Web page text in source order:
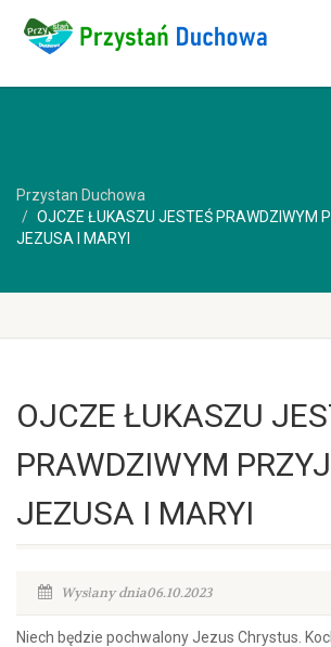
Przystan Duchowa
OJCZE ŁUKASZU JESTEŚ PRAWDZIWYM
JEZUSA I MARYI
OJCZE ŁUKASZU
PRAWDZIWYM
JEZUSA I MARYI
Wysłany dnia06.10.2023
Niech będzie pochwalony Jezus Chrystus.